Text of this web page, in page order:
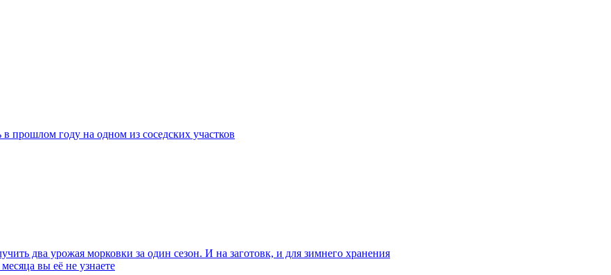
прошлом году на одном из соседских участков
два урожая морковки за один сезон. И на заготовк, и для зимнего хранения
вы её не узнаете